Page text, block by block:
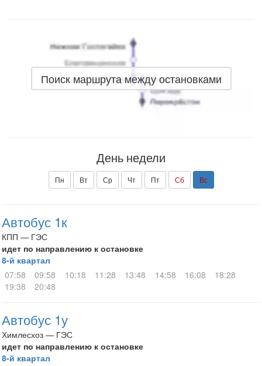
Поиск маршрута между остановками
День недели
Пн Вт Ср Чт Пт Сб Вс
Автобус 1к
КПП — ГЭС
идет по направлению к остановке
8-й квартал
07:58
09:58 10:18 11:28 13:48 14:58 16:08
18:28
19:38
20:48
Автобус 1у
Химлесхоз — ГЭС
идет по направлению к остановке
8-й квартал